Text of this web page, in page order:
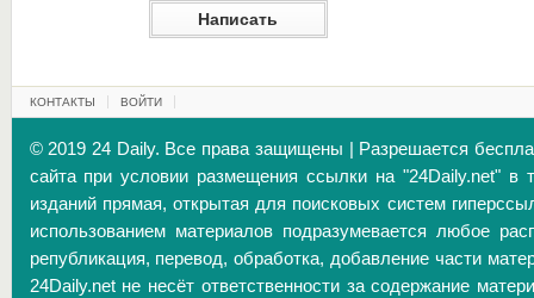
КОНТАКТЫ ВОЙТИ
© 2019 24 Daily. Все права защищены | Разрешается
сайта при условии размещения ссылки на "24Daily.net" в
изданий прямая, открытая для поисковых систем
использованием материалов подразумевается любое
републикация, перевод, обработка, добавление части
24Daily.net не несёт ответственности за содержание